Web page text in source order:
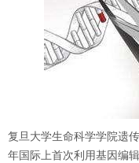
复旦大学生命科学学院遗
年国际上首次利用基因编